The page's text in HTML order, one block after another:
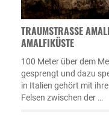
TRAUMSTRASSE
MALFIKÜSTE
100 Meter über dem
gesprengt und dazu
in Italien gehört mit
Felsen zwischen der …